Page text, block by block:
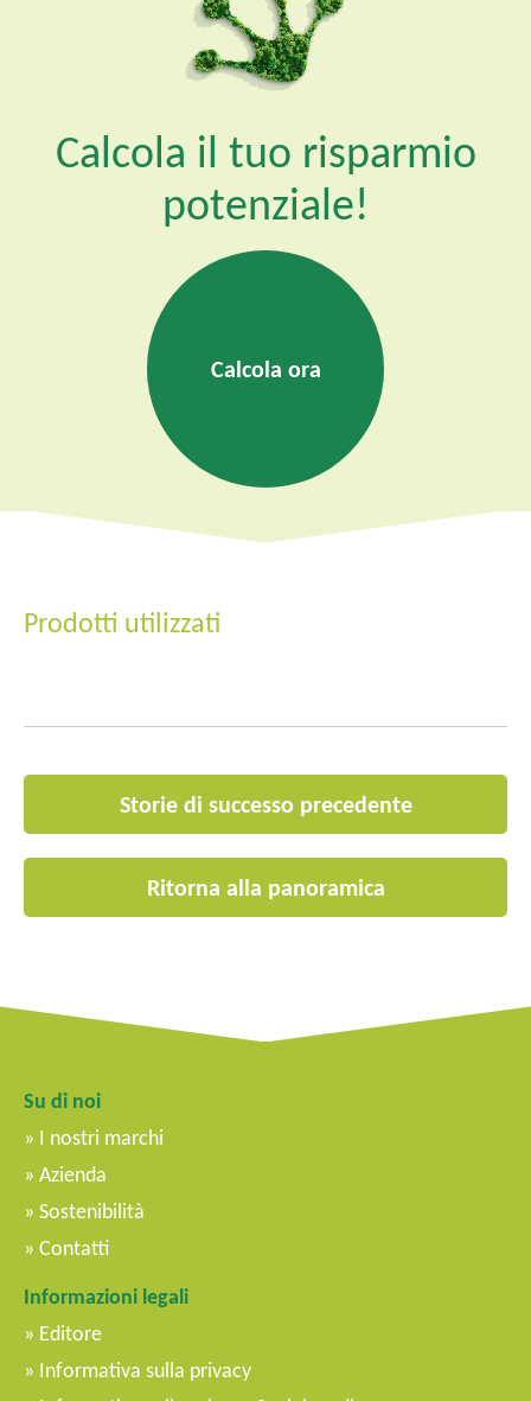
Calcola il tuo risparmio
potenziale!
Calcola ora
Prodotti utilizzati
Storie di successo precedente
Ritorna alla panoramica
Su di noi
I nostri marchi
Azienda
Sostenibilità
Contatti
Informazioni legali
Editore
Informativa sulla privacy